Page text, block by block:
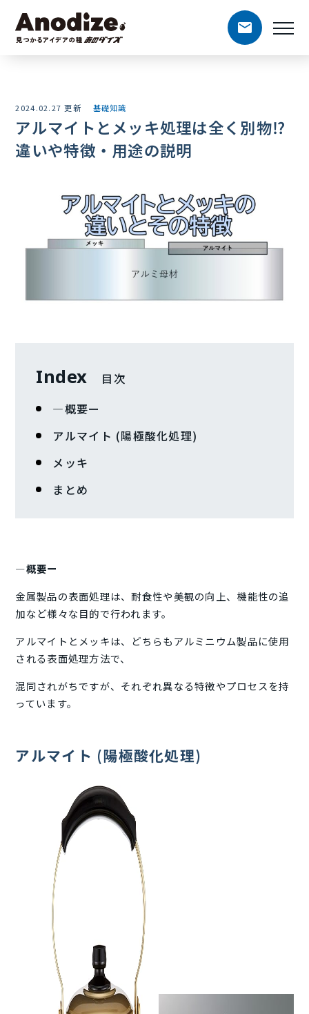
2024.02.27 更新 基礎知識
アルマイトとメッキ処理は全く別物⁉
違いや特徴・用途の説明
Index
目次
―概要ー
アルマイト (陽極酸化処理)
メッキ
まとめ
―概要ー
金属製品の表面処理は、耐食性や美観の向上、機能性の追
加など様々な目的で行われます。
アルマイトとメッキは、どちらもアルミニウム製品に使用
される表面処理方法で、
混同されがちですが、それぞれ異なる特徴やプロセスを持
っています。
アルマイト (陽極酸化処理)